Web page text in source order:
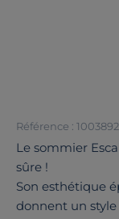
Référence :
Le sommier
sûre !
Son esthétique
donnent un